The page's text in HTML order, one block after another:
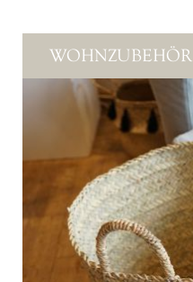
WOHNZUBEHÖR